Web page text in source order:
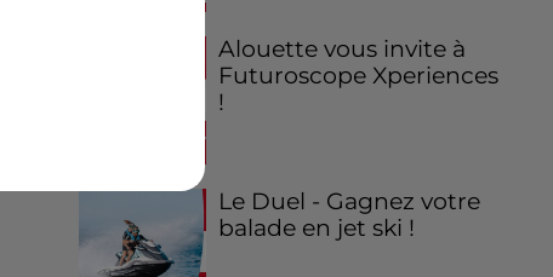
Alouette vous invite à
Futuroscope Xperiences
!
Le Duel - Gagnez votre
balade en jet ski !